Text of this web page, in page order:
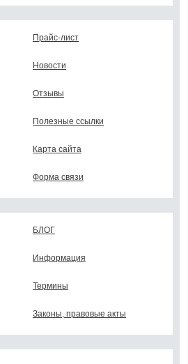
Прайс-лист
Новости
Отзывы
Полезные ссылки
Карта сайта
Форма связи
БЛОГ
Информация
Термины
Законы, правовые акты